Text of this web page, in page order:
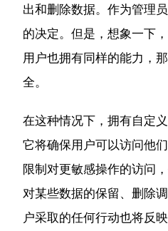
出和删除数据。作为管理
的决定。但是，想象一下
用户也拥有同样的能力，
全。
在这种情况下，拥有自定
它将确保用户可以访问他
限制对更敏感操作的访问
对某些数据的保留、删除
户采取的任何行动也将反